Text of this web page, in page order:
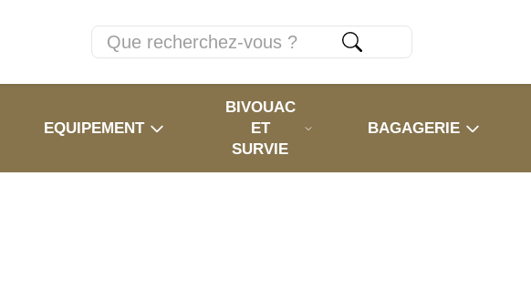
EQUIPEMENT
BIVOUAC
ET
SURVIE
BAGAGERIE